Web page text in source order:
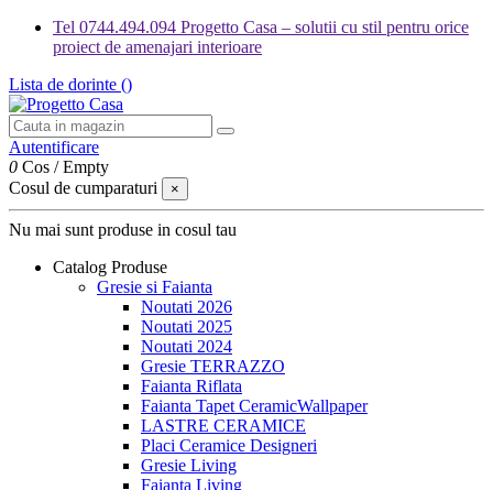
Tel 0744.494.094 Progetto Casa – solutii cu stil pentru orice
proiect de amenajari interioare
Lista de dorinte ()
Autentificare
0 Cos /Empty
Cosul de cumparaturi
×
Nu mai sunt produse in cosul tau
Catalog Produse
Gresie si Faianta
Noutati 2026
Noutati 2025
Noutati 2024
Gresie TERRAZZO
Faianta Riflata
Faianta Tapet CeramicWallpaper
LASTRE CERAMICE
Placi Ceramice Designeri
Gresie Living
Faianta Living